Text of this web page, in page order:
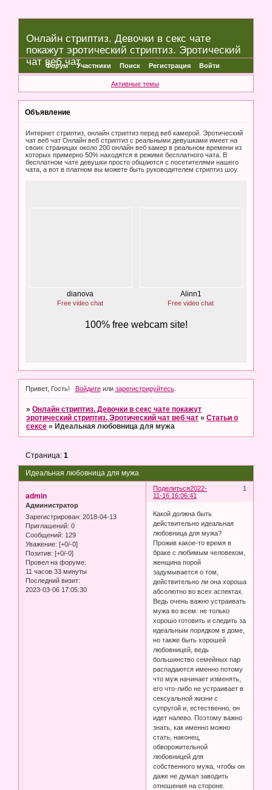
Онлайн стриптиз. Девочки в секс чате
покажут эротический стриптиз. Эротический
чат веб чат
Форум Участники Поиск Регистрация Войти
Активные темы
Объявление
Интернет стриптиз, онлайн стриптиз перед веб камерой. Эротический
чат веб чат Онлайн веб стриптиз с реальными девушками имеет на
своих страницах около 200 онлайн веб камер в реальном времени из
которых примерно 50% находятся в режиме бесплатного чата. В
бесплатном чате девушки просто общаются с посетителями нашего
чата, а вот в платном вы можете быть руководителем стриптиз шоу.
Привет, Гость! Войдитеили зарегистрируйтесь.
»Онлайн стриптиз. Девочки в секс чате покажут
эротический стриптиз. Эротический чат веб чат »Статьи о
сексе » Идеальная любовница для мужа
Идеальная любовница для мужа
Страница:1
Поделиться 1
2022-
11-16 16:06:41
admin
Администратор
Зарегистрирован: 2018-04-13
Приглашений: 0
Сообщений: 129
Уважение: [+0/-0]
Позитив: [+0/-0]
Провел на форуме:
11 часов 33 минуты
Последний визит:
2023-03-06 17:05:30
Какой должна быть
действительно идеальная
любовница для мужа?
Прожив какое-то время в
браке с любимым человеком,
женщина порой
задумывается о том,
действительно ли она хороша
абсолютно во всех аспектах.
Ведь очень важно устраивать
мужа во всем: не только
хорошо готовить и следить за
идеальным порядком в доме,
но также быть хорошей
любовницей, ведь
большинство семейных пар
распадаются именно потому
что муж начинает изменять,
его что-либо не устраивает в
сексуальной жизни с
супругой и, естественно, он
идет налево. Поэтому важно
знать, как именно можно
стать, наконец,
обворожительной
любовницей для
собственного мужа, чтобы он
даже не думал заводить
отношения на стороне.